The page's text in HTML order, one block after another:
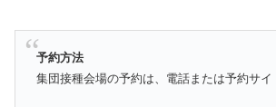
予約方法
集団接種会場の予約は、電話または予約サイ